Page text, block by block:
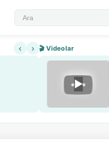
‹ › 🎬 Videolar
▶